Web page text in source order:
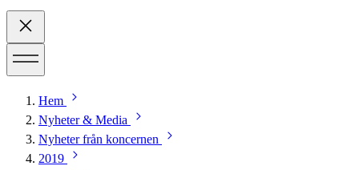
Hem
Nyheter & Media
Nyheter från koncernen
2019